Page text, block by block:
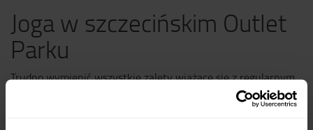
Joga w szczecińskim Outlet
Parku
Trudno wymienić wszystkie zalety wiążące się z regularnym
trenowaniem jogi. Systematycznie wykonywane ćwiczenia
sprawią, że uelastycznisz mięśnie, wzmocnisz oraz dotlenisz